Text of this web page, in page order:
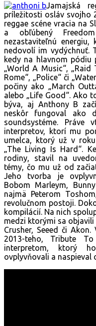
Jamajská
príležitosti osláv svojho
reggae scéne vracia na
a obľúbený
nezastaviteľnú
nedovolí im vydýchnuť.
kedy na hlavnom pódiu
„World A Music“, „Raid
Rome“, „Police“ či
počiny ako „March
alebo „Life Good“. Ako
býva, aj Anthony B
neskôr fungoval ako
soundsystéme. Práve
interpretov, ktorí mu
umelca, ktorý už v
„The Living Is Hard“.
rodiny, stavil na
témy, čo mu už od
Jeho tvorba je
Bobom Marleym,
najmä Peterom
revolučnom postoji.
kompilácií. Na nich
medzi ktorými sa objavili
Crusher, Seeed či
2013-teho, Tribute
interpretom, ktorý
ovplyvňovali a naspieval